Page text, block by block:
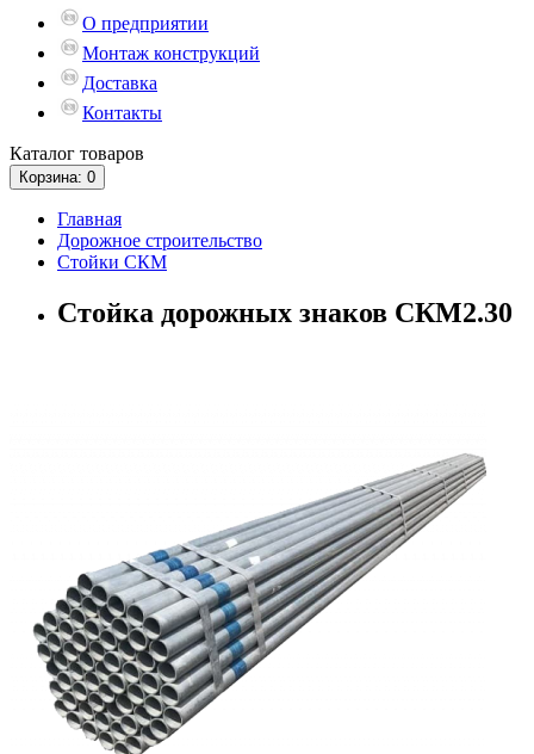
О предприятии
Монтаж конструкций
Доставка
Контакты
Каталог товаров
Корзина: 0
Главная
Дорожное строительство
Стойки СКМ
Стойка дорожных знаков СКМ2.30